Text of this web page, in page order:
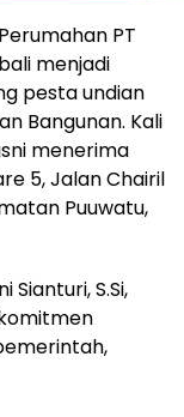
PT
menjadi
pesta undian
Bangunan. Kali
menerima
5, Jalan Chairil
Puuwatu,
Sianturi, S.Si,